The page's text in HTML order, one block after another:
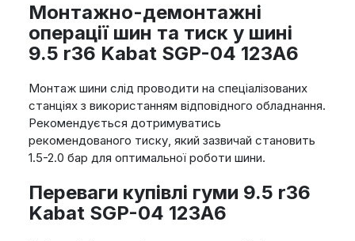
Монтажно-демонтажні
операції шин та тиск у шині
9.5 r36 Kabat SGP-04 123A6
Монтаж шини слід проводити на спеціалізованих
станціях з використанням відповідного обладнання.
Рекомендується дотримуватись
рекомендованого тиску, який зазвичай становить
1.5-2.0 бар для оптимальної роботи шини.
Переваги купівлі гуми 9.5 r36
Kabat SGP-04 123A6